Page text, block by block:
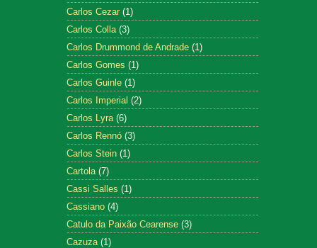
Carlos Cezar (1)
Carlos Colla (3)
Carlos Drummond de Andrade (1)
Carlos Gomes (1)
Carlos Guinle (1)
Carlos Imperial (2)
Carlos Lyra (6)
Carlos Rennó (3)
Carlos Stein (1)
Cartola (7)
Cassi Salles (1)
Cassiano (4)
Catulo da Paixão Cearense (3)
Cazuza (1)